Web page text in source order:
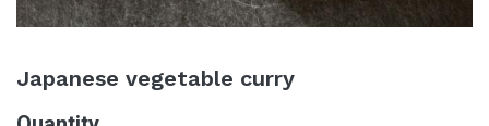
Japanese vegetable curry